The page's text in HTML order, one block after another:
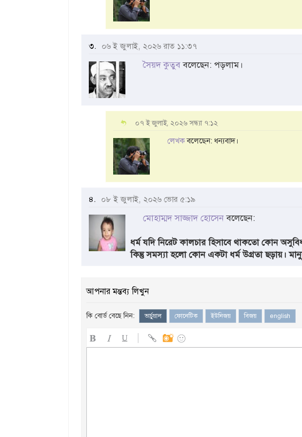
৩. ০৬ ই জুলাই, ২০২৬ রাত ১১:৩৭
সৈয়দ কুতুববলেছেন: পড়লাম।
০৭ ই জুলাই, ২০২৬ সন্ধ্যা ৭:১২
লেখকবলেছেন: ধন্যবাদ।
৪. ০৮ ই জুলাই, ২০২৬ ভোর ৫:১৯
মোহাম্মদ সাজ্জাদ হোসেনবলেছেন:
ধর্ম যদি নিরেট কালচার হিসাবে থাকতো কোন
কিন্তু সমস্যা হলো কোন একটা ধর্ম উগ্রতা ছড়ায়।
আপনার মন্তব্য লিখুন
কি বোর্ড বেছে নিন: ভার্চুয়াল ফোনেটিক ইউনিজয় বিজয় english